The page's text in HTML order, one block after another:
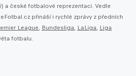
a české fotbalové reprezentaci. Vedle
přináší i rychlé zprávy z předních
League, Bundesliga, LaLiga, Liga
fotbalu.